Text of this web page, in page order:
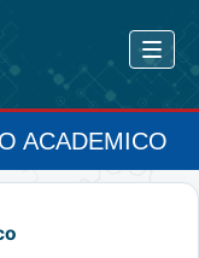
ACADEMICO